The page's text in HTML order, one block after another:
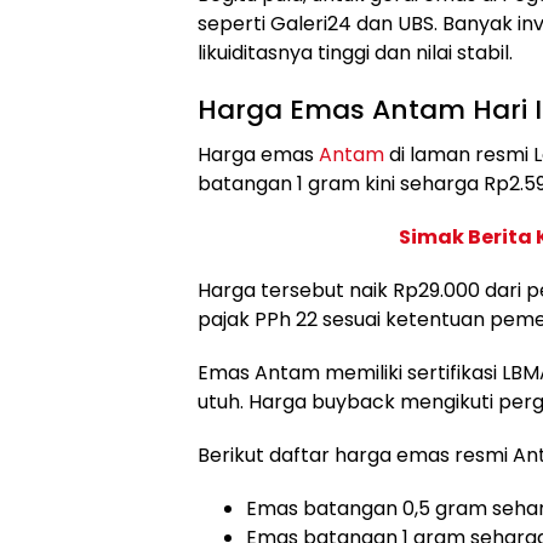
seperti Galeri24 dan UBS. Banyak
likuiditasnya tinggi dan nilai stabil.
Harga Emas Antam Hari
Harga emasAntamdi laman resmi
batangan 1 gram kini seharga
Simak Berita
Harga tersebut naik Rp29.000 dari
pajak PPh 22 sesuai ketentuan
Emas Antam memiliki sertifikasi
utuh. Harga buyback mengikuti
Berikut daftar harga emas resmi
Emas batangan 0,5 gram
Emas batangan 1 gram